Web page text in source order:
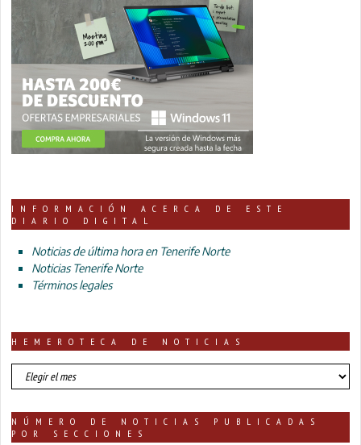
INFORMACIÓN ACERCA DE ESTE
DIARIO DIGITAL
Noticias de última hora en Tenerife Norte
Noticias Tenerife Norte
Términos legales
HEMEROTECA DE NOTICIAS
HEMEROTECA
DE
NÚMERO DE NOTICIAS PUBLICADAS
POR SECCIONES